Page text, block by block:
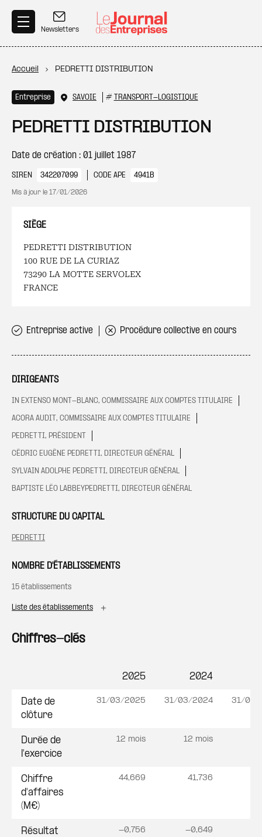
Newsletters
Fil d'Ariane
Accueil PEDRETTI DISTRIBUTION
Entreprise SAVOIE # TRANSPORT-LOGISTIQUE
PEDRETTI DISTRIBUTION
Date de création : 01 juillet 1987
SIREN 342207099 CODE APE 4941B
Mis à jour le 17/01/2026
SIÈGE
PEDRETTI DISTRIBUTION
100 RUE DE LA CURIAZ
73290 LA MOTTE SERVOLEX
FRANCE
Entreprise active Procédure collective en cours
DIRIGEANTS
IN EXTENSO MONT-BLANC, COMMISSAIRE AUX COMPTES TITULAIRE
ACORA AUDIT, COMMISSAIRE AUX COMPTES TITULAIRE
PEDRETTI, PRÉSIDENT
CÉDRIC EUGÈNE PEDRETTI, DIRECTEUR GÉNÉRAL
SYLVAIN ADOLPHE PEDRETTI, DIRECTEUR GÉNÉRAL
BAPTISTE LÉO LABBEYPEDRETTI, DIRECTEUR GÉNÉRAL
STRUCTURE DU CAPITAL
PEDRETTI
NOMBRE D'ÉTABLISSEMENTS
15 établissements
Liste des établissements
Chiffres-clés
2025 2024
Date de
clôture
31/03/2025 31/03/2024 31/03/
Durée de
l'exercice
12 mois 12 mois
Chiffre
d'affaires
(M€)
44,669 41,736
Résultat
-0,756 -0,649